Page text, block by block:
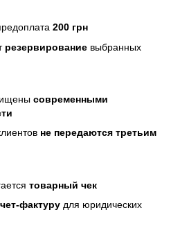
200 грн
резервирование выбранных
современными
не передаются третьим
товарный чек
фактуру для юридических